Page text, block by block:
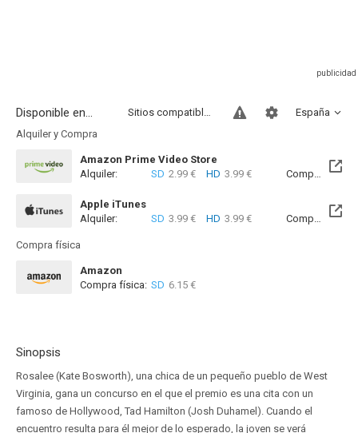
Disponible en... España
Sitios compatibles
Alquiler y Compra
Amazon Prime Video Store
Alquiler:
SD 2.99 € HD 3.99 € Compra: SD
Apple iTunes
Alquiler:
SD 3.99 € HD 3.99 € Compra: SD
Compra física
Amazon
Compra física: SD 6.15 €
Sinopsis
Rosalee (Kate Bosworth), una chica de un pequeño pueblo de West
Virginia, gana un concurso en el que el premio es una cita con un
famoso de Hollywood, Tad Hamilton (Josh Duhamel). Cuando el
encuentro resulta para él mejor de lo esperado, la joven se verá